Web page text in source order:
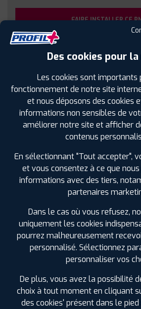
FAIRE INSTALLER CE
Sous réserve de disponibilité
SPÉCIFICATIONS AVIS CLIENTS
Étiquetage
Des cookies pour
Les cookies sont importants
fonctionnement de notre site
et nous déposons des cookies
informations non sensibles de
améliorer notre site et afficher
contenus
En sélectionnant "Tout accepter",
et vous consentez à ce que
informations avec des tiers,
partenaires
Dans le cas où vous refusez,
uniquement les cookies
pourrez malheureusement
personnalisé. Sélectionnez
personnaliser vos
De plus, vous avez la possibilité
choix à tout moment en cliquant
des cookies' présent dans le